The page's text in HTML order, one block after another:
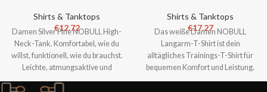
Shirts & Tanktops
€12.72
Damen Silver Pine NOBULL High-
Neck-Tank. Komfortabel, wie du
willst, funktionell, wie du brauchst.
Leichte, atmungsaktive und
funktionale Bekleidung.
Shirts & Tanktops
€17.27
Das weiße Damen NOBULL
Langarm-T-Shirt ist dein
alltägliches Trainings-T-Shirt für
bequemen Komfort und Leistung.
Jetzt shoppen.